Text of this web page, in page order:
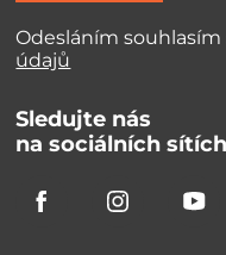
Odesláním
údajů
Sledujte nás
na sociálních sítích